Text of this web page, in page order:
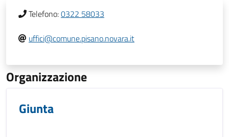
Telefono:0322 58033
uffici@comune.pisano.novara.it
Organizzazione
Giunta